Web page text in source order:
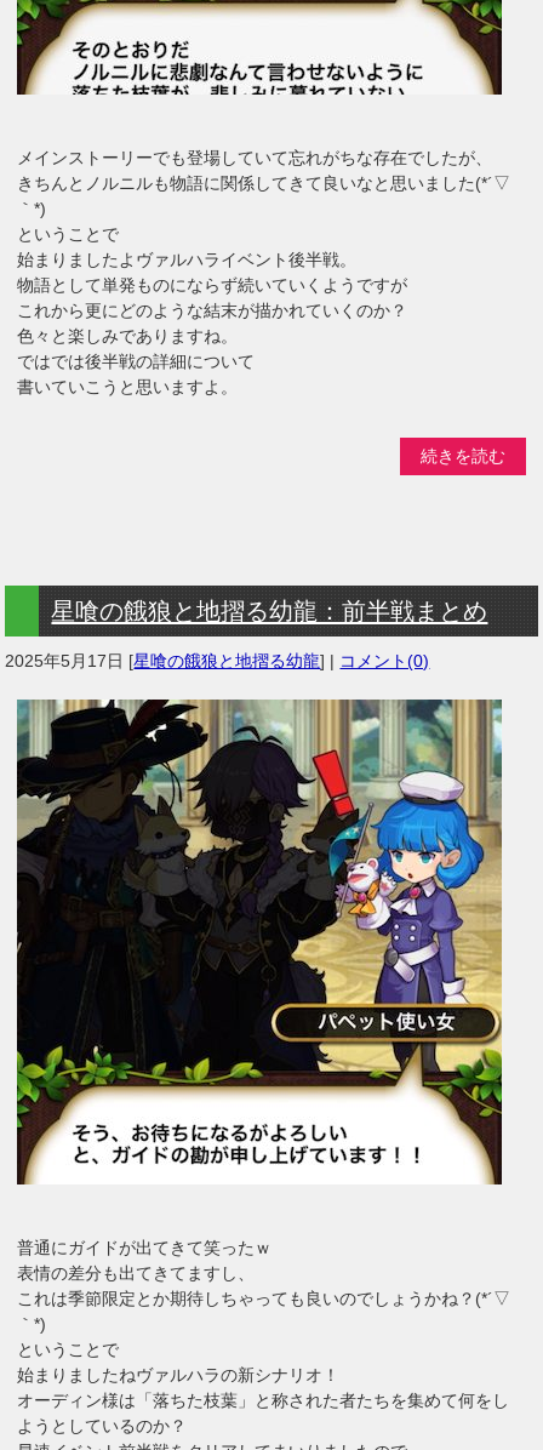
メインストーリーでも登場していて忘れがちな存在でしたが、
きちんとノルニルも物語に関係してきて良いなと思いました(*´▽
｀*)
ということで
始まりましたよヴァルハライベント後半戦。
物語として単発ものにならず続いていくようですが
これから更にどのような結末が描かれていくのか？
色々と楽しみでありますね。
ではでは後半戦の詳細について
書いていこうと思いますよ。
続きを読む
星喰の餓狼と地摺る幼龍：前半戦まとめ
2025年5月17日 [星喰の餓狼と地摺る幼龍] | コメント(0)
普通にガイドが出てきて笑ったｗ
表情の差分も出てきてますし、
これは季節限定とか期待しちゃっても良いのでしょうかね？(*´▽
｀*)
ということで
始まりましたねヴァルハラの新シナリオ！
オーディン様は「落ちた枝葉」と称された者たちを集めて何をし
ようとしているのか？